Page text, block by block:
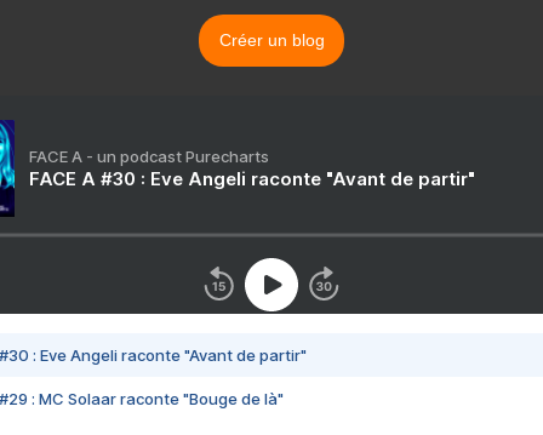
Créer un blog
FACE A - un podcast Purecharts
FACE A #30 : Eve Angeli raconte "Avant de partir"
#30 : Eve Angeli raconte "Avant de partir"
#29 : MC Solaar raconte "Bouge de là"